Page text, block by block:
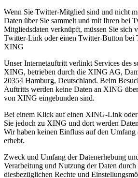
Wenn Sie Twitter-Mitglied sind und nicht
Daten über Sie sammelt und mit Ihren bei
Mitgliedsdaten verknüpft, müssen Sie sich
Twitter-Link oder einen Twitter-Button bei
XING
Unser Internetauftritt verlinkt Services des
XING, betrieben durch die XING AG,
20354 Hamburg, Deutschland. Beim
Auftritts werden keine Daten an XING
von XING eingebunden sind.
Bei einem Klick auf einen XING-Link
Sie jedoch zu XING und dort werden
Wir haben keinen Einfluss auf den
erhebt.
Zweck und Umfang der Datenerhebung
Verarbeitung und Nutzung der Daten
diesbezüglichen Rechte und